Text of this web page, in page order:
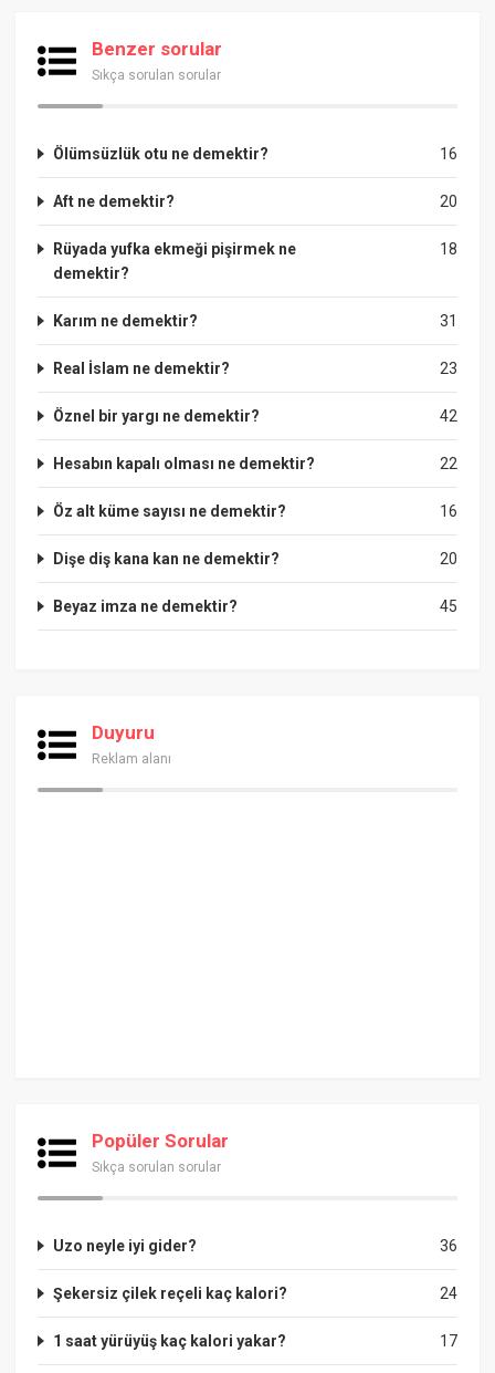
Benzer sorular
Sıkça sorulan sorular
16
Ölümsüzlük otu ne demektir?
20
Aft ne demektir?
18
Rüyada yufka ekmeği pişirmek ne
demektir?
31
Karım ne demektir?
23
Real İslam ne demektir?
42
Öznel bir yargı ne demektir?
22
Hesabın kapalı olması ne demektir?
16
Öz alt küme sayısı ne demektir?
20
Dişe diş kana kan ne demektir?
45
Beyaz imza ne demektir?
Duyuru
Reklam alanı
Popüler Sorular
Sıkça sorulan sorular
36
Uzo neyle iyi gider?
24
Şekersiz çilek reçeli kaç kalori?
17
1 saat yürüyüş kaç kalori yakar?